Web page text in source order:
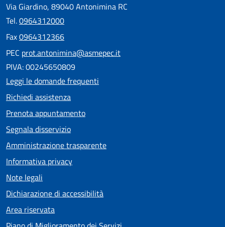
Via Giardino, 89040 Antonimina RC
Tel.0964312000
Fax0964312366
PEC prot.antonimina@asmepec.it
PIVA: 00245650809
Leggi le domande frequenti
Richiedi assistenza
Prenota appuntamento
Segnala disservizio
Amministrazione trasparente
Informativa privacy
Note legali
Dichiarazione di accessibilità
Area riservata